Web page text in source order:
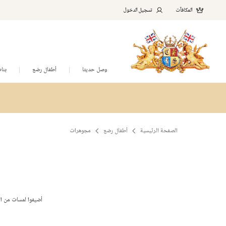
المكافآت تسجيل الدخول
وصل حديثا أطفال رضع
الصفحة الرئيسية أطفال رضع مجوهرات
أضيفوا لمسات من